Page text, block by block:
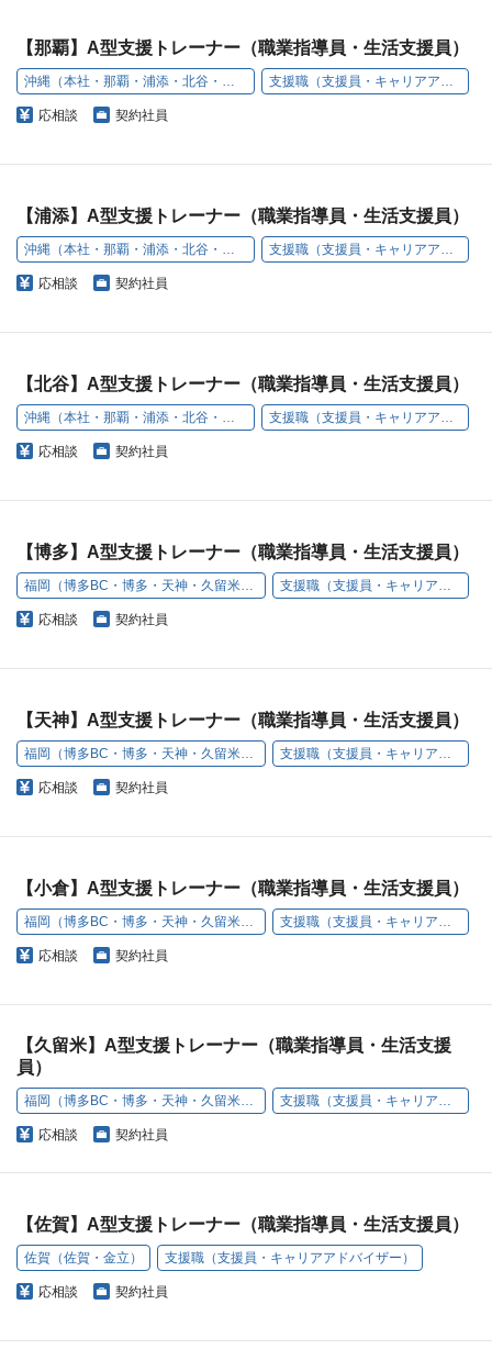
【那覇】A型支援トレーナー（職業指導員・生活支援員）
沖縄（本社・那覇・浦添・北谷・名護・豊見城） 支援職（支援員・キャリアアドバイザー）
応相談 契約社員
【浦添】A型支援トレーナー（職業指導員・生活支援員）
沖縄（本社・那覇・浦添・北谷・名護・豊見城） 支援職（支援員・キャリアアドバイザー）
応相談 契約社員
【北谷】A型支援トレーナー（職業指導員・生活支援員）
沖縄（本社・那覇・浦添・北谷・名護・豊見城） 支援職（支援員・キャリアアドバイザー）
応相談 契約社員
【博多】A型支援トレーナー（職業指導員・生活支援員）
福岡（博多BC・博多・天神・久留米・小倉・うきは） 支援職（支援員・キャリアアドバイザー）
応相談 契約社員
【天神】A型支援トレーナー（職業指導員・生活支援員）
福岡（博多BC・博多・天神・久留米・小倉・うきは） 支援職（支援員・キャリアアドバイザー）
応相談 契約社員
【小倉】A型支援トレーナー（職業指導員・生活支援員）
福岡（博多BC・博多・天神・久留米・小倉・うきは） 支援職（支援員・キャリアアドバイザー）
応相談 契約社員
【久留米】A型支援トレーナー（職業指導員・生活支援
員）
福岡（博多BC・博多・天神・久留米・小倉・うきは） 支援職（支援員・キャリアアドバイザー）
応相談 契約社員
【佐賀】A型支援トレーナー（職業指導員・生活支援員）
佐賀（佐賀・金立） 支援職（支援員・キャリアアドバイザー）
応相談 契約社員